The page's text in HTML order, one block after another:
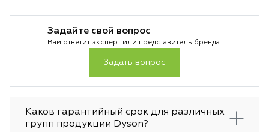
Задайте свой вопрос
Вам ответит эксперт или представитель бренда.
Задать вопрос
Каков гарантийный срок для различных
групп продукции Dyson?